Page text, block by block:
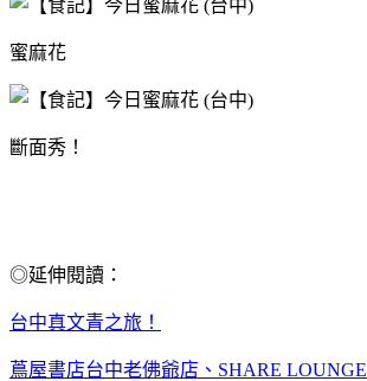
蜜麻花
斷面秀！
◎延伸閱讀：
台中真文青之旅！
蔦屋書店台中老佛爺店、SHARE LOUNGE